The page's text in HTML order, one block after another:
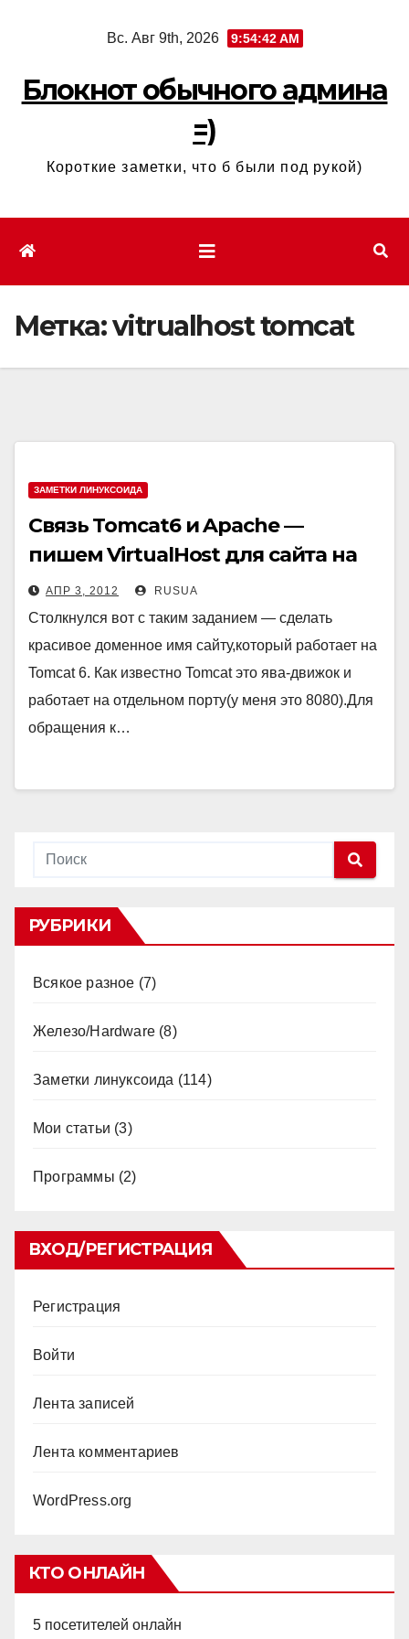
Вс. Авг 9th, 2026 9:54:42 AM
Блокнот обычного админа
=)
Короткие заметки, что б были под рукой)
Метка:vitrualhost tomcat
ЗАМЕТКИ ЛИНУКСОИДА
Связь Tomcat6 и Apache —
пишем VirtualHost для сайта на
Tomcat
АПР 3, 2012 RUSUA
Столкнулся вот с таким заданием — сделать
красивое доменное имя сайту,который работает на
Tomcat 6. Как известно Tomcat это ява-движок и
работает на отдельном порту(у меня это 8080).Для
обращения к…
РУБРИКИ
Всякое разное (7)
Железо/Hardware (8)
Заметки линуксоида (114)
Мои статьи (3)
Программы (2)
ВХОД/РЕГИСТРАЦИЯ
Регистрация
Войти
Лента записей
Лента комментариев
WordPress.org
КТО ОНЛАЙН
5 посетителей онлайн